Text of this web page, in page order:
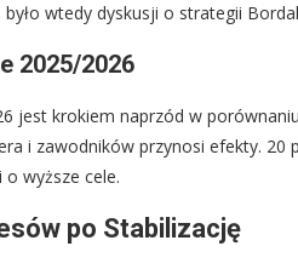
wtedy dyskusji o strategii
2025/2026
jest krokiem naprzód w
i zawodników przynosi efekty. 20
wyższe cele.
po Stabilizację